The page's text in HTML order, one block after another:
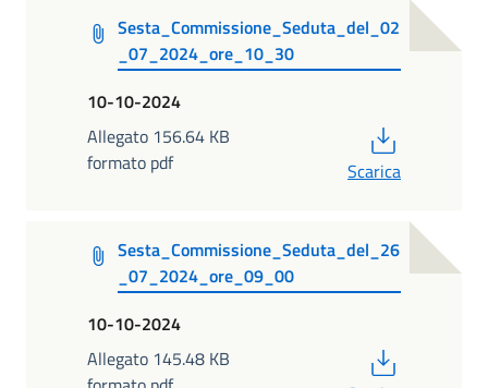
Sesta_Commissione_Seduta_del_02
_07_2024_ore_10_30
10-10-2024
Allegato 156.64 KB
formato pdf
Scarica
Sesta_Commissione_Seduta_del_26
_07_2024_ore_09_00
10-10-2024
Allegato 145.48 KB